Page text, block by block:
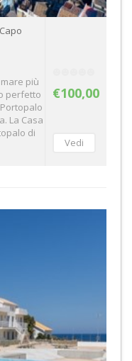
€100,00
più
perfetto
La Casa
di